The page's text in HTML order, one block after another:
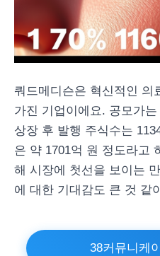
쿼드메디슨은 혁신적인 의
가진 기업이에요. 공모가
상장 후 발행 주식수는
은 약 1701억 원 정도라고
해 시장에 첫선을 보이는
에 대한 기대감도 큰 것 같
38커뮤니케